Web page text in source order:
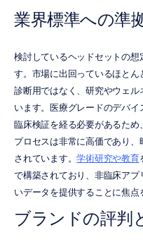
業界標準への準
検討しているヘッドセットの
す。市場に出回っているほと
診断用ではなく、研究やウェ
います。医療グレードのデバ
臨床検証を経る必要があるた
プロセスは非常に高価であり
されています。学術研究や教育
で構築されており、非臨床ア
いデータを提供することに焦点
ブランドの評判